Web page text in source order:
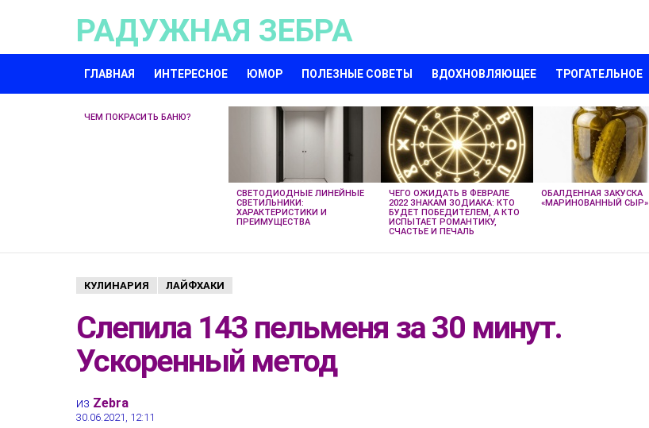
РАДУЖНАЯ ЗЕБРА
ГЛАВНАЯ ИНТЕРЕСНОЕ ЮМОР ПОЛЕЗНЫЕ СОВЕТЫ ВДОХНОВЛЯЮЩЕЕ ТРОГАТЕЛЬНОЕ
НЕ
ПРОПУСТИТЕ
ЧЕМ ПОКРАСИТЬ БАНЮ?
СВЕТОДИОДНЫЕ ЛИНЕЙНЫЕ
СВЕТИЛЬНИКИ:
ХАРАКТЕРИСТИКИ И
ПРЕИМУЩЕСТВА
ЧЕГО ОЖИДАТЬ В ФЕВРАЛЕ
2022 ЗНАКАМ ЗОДИАКА: КТО
БУДЕТ ПОБЕДИТЕЛЕМ, А КТО
ИСПЫТАЕТ РОМАНТИКУ,
СЧАСТЬЕ И ПЕЧАЛЬ
ОБАЛДЕННАЯ ЗАКУСКА
«МАРИНОВАННЫЙ СЫР»
КУЛИНАРИЯ ЛАЙФХАКИ
Слепила 143 пельменя за 30 минут.
Ускоренный метод
из Zebra
30.06.2021, 12:11